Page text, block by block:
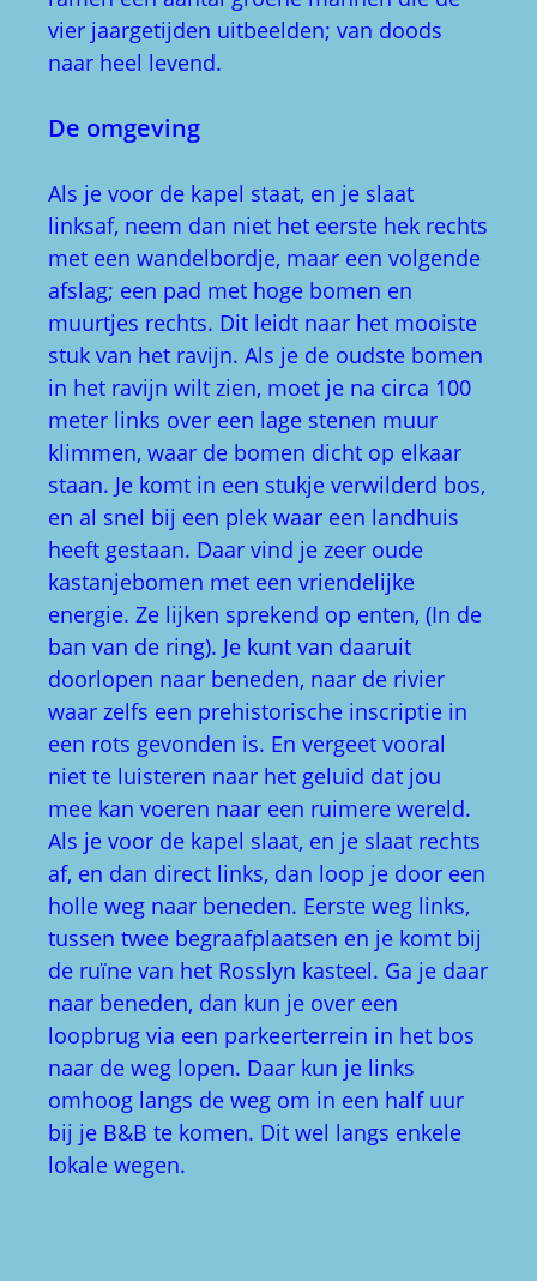
met een wandelbordje, maar een volgende
afslag; een pad met hoge bomen en
muurtjes rechts. Dit leidt naar het mooiste
stuk van het ravijn. Als je de oudste bomen
in het ravijn wilt zien, moet je na circa 100
meter links over een lage stenen muur
klimmen, waar de bomen dicht op elkaar
staan. Je komt in een stukje verwilderd bos,
en al snel bij een plek waar een landhuis
heeft gestaan. Daar vind je zeer oude
kastanjebomen met een vriendelijke
energie. Ze lijken sprekend op enten, (In de
ban van de ring). Je kunt van daaruit
doorlopen naar beneden, naar de rivier
waar zelfs een prehistorische inscriptie in
een rots gevonden is. En vergeet vooral
niet te luisteren naar het geluid dat jou
mee kan voeren naar een ruimere wereld.
Als je voor de kapel slaat, en je slaat rechts
af, en dan direct links, dan loop je door een
holle weg naar beneden. Eerste weg links,
tussen twee begraafplaatsen en je komt bij
de ruïne van het Rosslyn kasteel. Ga je daar
naar beneden, dan kun je over een
loopbrug via een parkeerterrein in het bos
naar de weg lopen. Daar kun je links
omhoog langs de weg om in een half uur
bij je B&B te komen. Dit wel langs enkele
lokale wegen.
Rosslyn Glen
Logies, gidsen en verdere info
Na een zoektocht op internet, vonden we